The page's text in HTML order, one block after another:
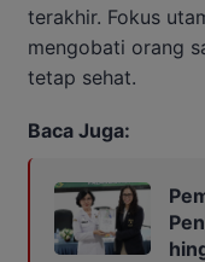
terakhir. Fokus
mengobati orang
tetap sehat.
Baca Juga: